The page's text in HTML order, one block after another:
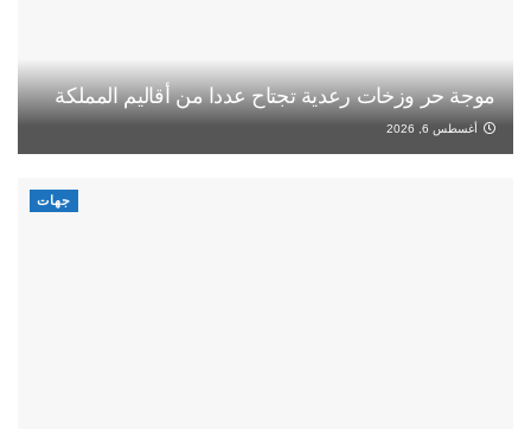
موجة حر وزخات رعدية تجتاح عددا من أقاليم المملكة
أغسطس 6, 2026
جهات